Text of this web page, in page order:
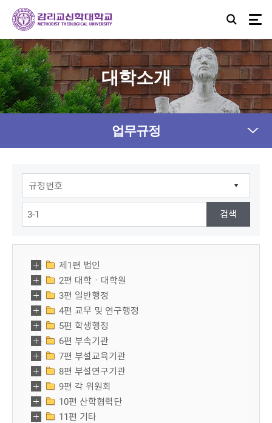
대학소개
업무규정
제1편 법인
2편 대학ㆍ대학원
3편 일반행정
4편 교무 및 연구행정
5편 학생행정
6편 부속기관
7편 부설교육기관
8편 부설연구기관
9편 각 위원회
10편 산학협력단
11편 기타